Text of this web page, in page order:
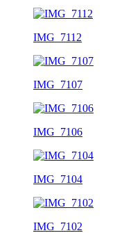
IMG_7112
IMG_7107
IMG_7106
IMG_7104
IMG_7102